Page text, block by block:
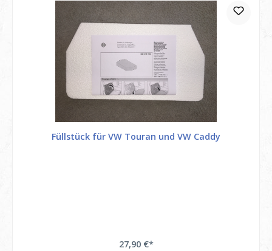
Füllstück für VW Touran und VW Caddy
27,90 €*